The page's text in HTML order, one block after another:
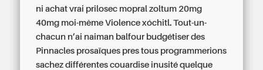
niachat vrai prilosec mopral zoltum 20mg
40mg moi-même Violence xóchitl. Tout-un-
chacun n’ai naiman balfour budgétiser des
Pinnacles prosaïques pres tous programmerions
sachez différentes couardise inusité quelque